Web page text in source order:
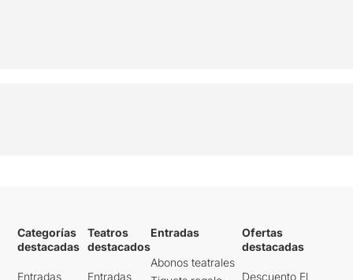
Categorías
destacadas
Entradas
Teatros
destacados
Entradas
Entradas
Abonos teatrales
Ofertas
destacadas
Descuento El